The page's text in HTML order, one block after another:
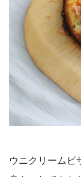
ウニクリームピ